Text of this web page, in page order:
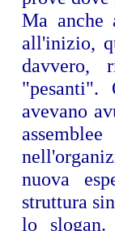
Ma anche
all'inizio,
davvero,
"pesanti".
avevano
nuova
struttura
lo slogan.